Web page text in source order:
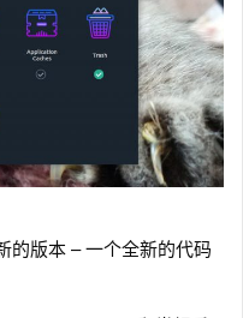
a
t
i
o
n
的版本 – 一个全新的代码